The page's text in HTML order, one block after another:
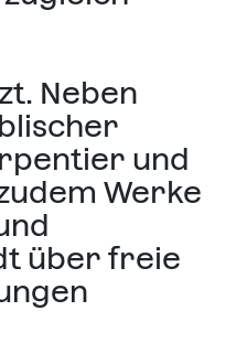
Neben
und
Werke
über freie